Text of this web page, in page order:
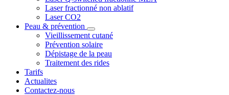
Laser fractionné non ablatif
Laser CO2
Peau & prévention
Vieillissement cutané
Prévention solaire
Dépistage de la peau
Traitement des rides
Tarifs
Actualites
Contactez-nous